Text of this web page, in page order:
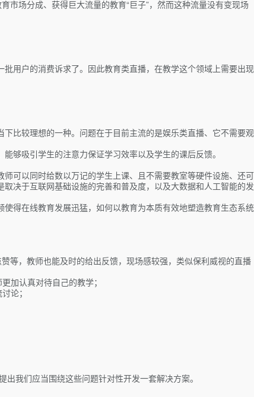
场分成、获得巨大流量的教育“巨子”，然而这种流量没有变现场
用户的消费诉求了。因此教育类直播，在教学这个领域上需要出现
比较理想的一种。问题在于目前主流的是娱乐类直播、它不需要观
够吸引学生的注意力保证学习效率以及学生的课后反馈。
可以同时给数以万记的学生上课、且不需要教室等硬件设施、还可
决于互联网基础设施的完善和普及度，以及大数据和人工智能的发
得在线教育发展迅猛，如何以教育为本质有效地塑造教育生态系统
等，教师也能及时的给出反馈，现场感较强，类似保利威视的直播
加认真对待自己的教学；
论；
我们应当围绕这些问题针对性开发一套解决方案。